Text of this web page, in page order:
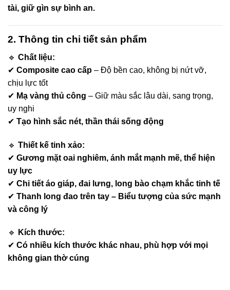
tài, giữ gìn sự bình an.
2. Thông tin chi tiết sản phẩm
🔹 Chất liệu:
✔ Composite cao cấp – Độ bền cao, không bị nứt vỡ,
chịu lực tốt
✔ Mạ vàng thủ công – Giữ màu sắc lâu dài, sang trọng,
uy nghi
✔ Tạo hình sắc nét, thần thái sống động
🔹 Thiết kế tinh xảo:
✔ Gương mặt oai nghiêm, ánh mắt mạnh mẽ, thể hiện
uy lực
✔ Chi tiết áo giáp, đai lưng, long bào chạm khắc tinh tế
✔ Thanh long đao trên tay – Biểu tượng của sức mạnh
và công lý
🔹
Kích thước:
✔ Có nhiều kích thước khác nhau, phù hợp với mọi
không gian thờ cúng